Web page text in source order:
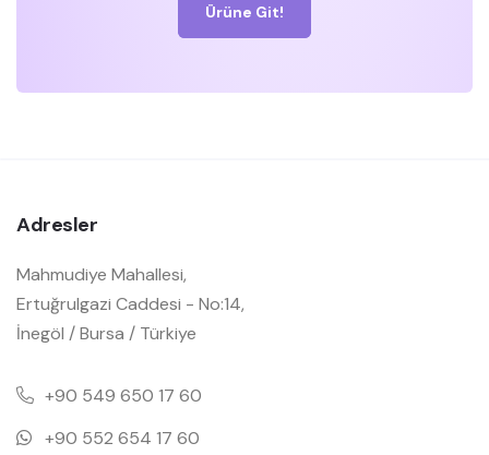
Ürüne Git!
Adresler
Mahmudiye Mahallesi,
Ertuğrulgazi Caddesi - No:14,
İnegöl / Bursa / Türkiye
+90 549 650 17 60
+90 552 654 17 60